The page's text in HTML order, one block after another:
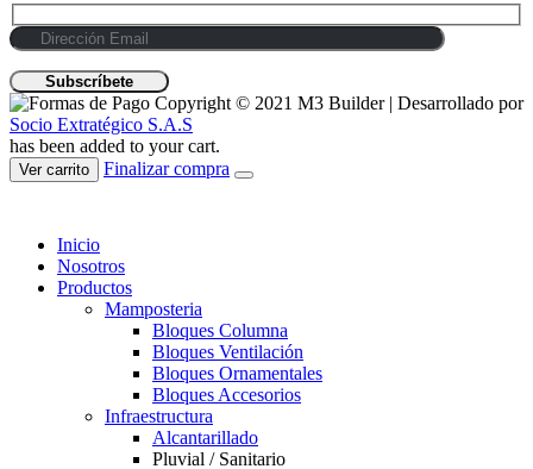
Copyright © 2021 M3 Builder | Desarrollado por
Socio Extratégico S.A.S
has been added to your cart.
Ver carrito Finalizar compra
Inicio
Nosotros
Productos
Mamposteria
Bloques Columna
Bloques Ventilación
Bloques Ornamentales
Bloques Accesorios
Infraestructura
Alcantarillado
Pluvial / Sanitario